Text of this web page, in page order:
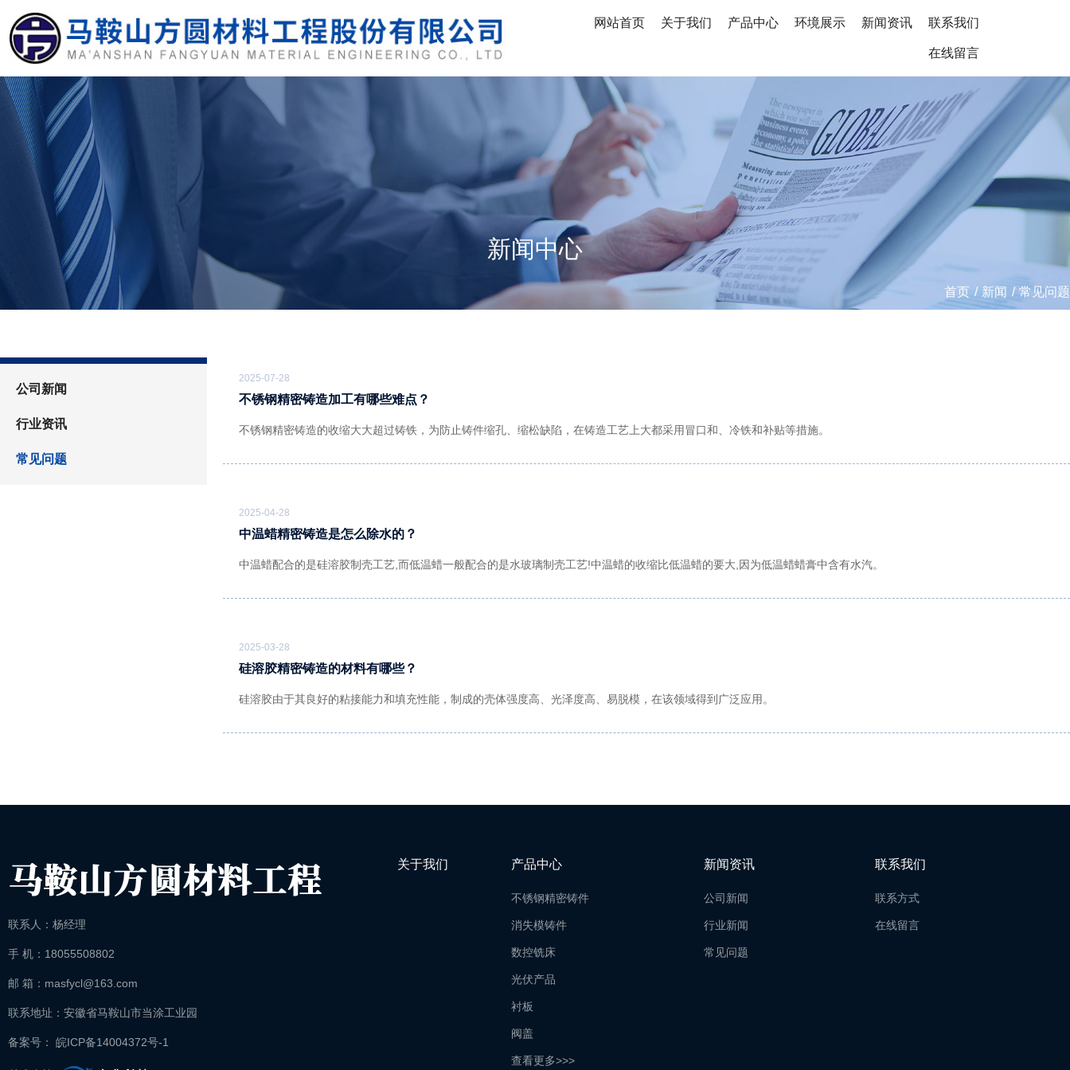
网站首页 关于我们 产品中心 环境展示 新闻资讯 联系我们
在线留言
新闻中心
首页 / 新闻 / 常见问题
公司新闻
行业资讯
常见问题
2025-07-28
不锈钢精密铸造加工有哪些难点？
不锈钢精密铸造的收缩大大超过铸铁，为防止铸件缩孔、缩松缺陷，在铸造工艺上大都采用冒口和、冷铁和补贴等措施。
2025-04-28
中温蜡精密铸造是怎么除水的？
中温蜡配合的是硅溶胶制壳工艺,而低温蜡一般配合的是水玻璃制壳工艺!中温蜡的收缩比低温蜡的要大,因为低温蜡蜡膏中含有水汽。
2025-03-28
硅溶胶精密铸造的材料有哪些？
硅溶胶由于其良好的粘接能力和填充性能，制成的壳体强度高、光泽度高、易脱模，在该领域得到广泛应用。
联系人：杨经理
手 机：18055508802
邮 箱：masfycl@163.com
联系地址：安徽省马鞍山市当涂工业园
备案号： 皖ICP备14004372号-1
关于我们 产品中心
不锈钢精密铸件
消失模铸件
数控铣床
光伏产品
衬板
阀盖
查看更多>>>
新闻资讯
公司新闻
行业新闻
常见问题
联系我们
联系方式
在线留言